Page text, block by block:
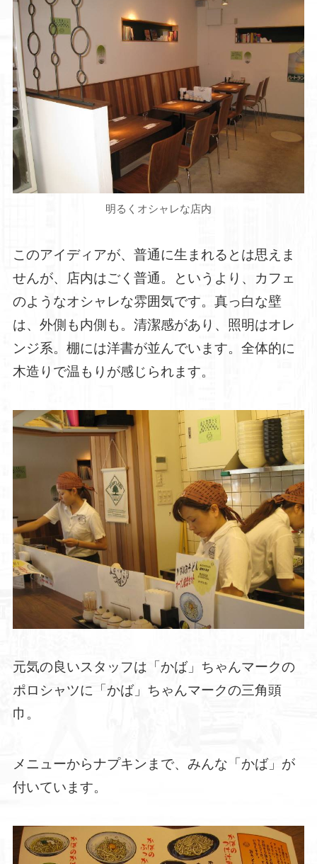
明るくオシャレな店内
このアイディアが、普通に生まれるとは思えま
せんが、店内はごく普通。というより、カフェ
のようなオシャレな雰囲気です。真っ白な壁
は、外側も内側も。清潔感があり、照明はオレ
ンジ系。棚には洋書が並んでいます。全体的に
木造りで温もりが感じられます。
元気の良いスタッフは「かば」ちゃんマークの
ポロシャツに「かば」ちゃんマークの三角頭
巾。
メニューからナプキンまで、みんな「かば」が
付いています。